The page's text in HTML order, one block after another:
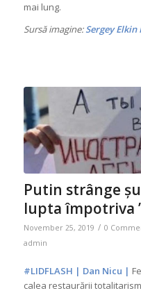
mai lung.
Sursă imagine:Sergey Elkin
Putin strânge
lupta împotriva
November 25, 2019 / 0
admin
#LIDFLASH | Dan Nicu |
calea restaurării